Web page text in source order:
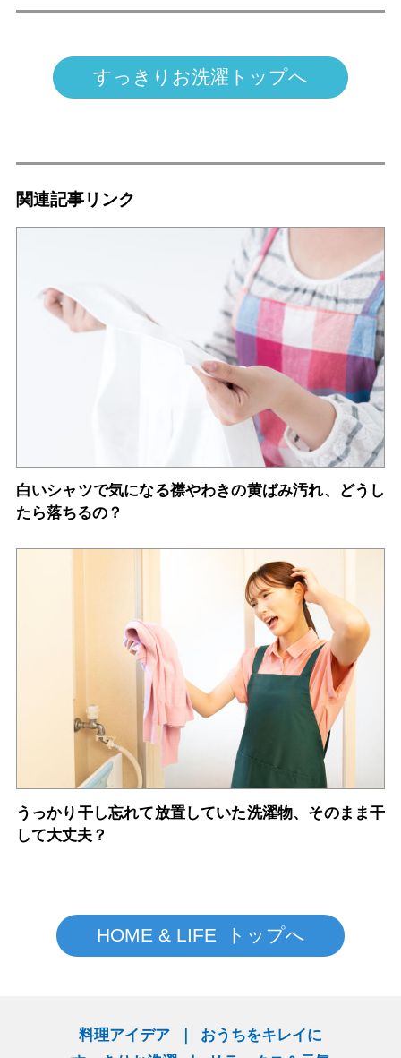
すっきりお洗濯トップへ
関連記事リンク
白いシャツで気になる襟やわきの黄ばみ汚れ、どうし
たら落ちるの？
うっかり干し忘れて放置していた洗濯物、そのまま干
して大丈夫？
HOME & LIFE トップへ
料理アイデア
おうちをキレイに